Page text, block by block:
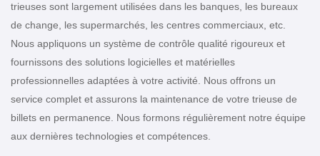
trieuses sont largement utilisées dans les banques, les bureaux
de change, les supermarchés, les centres commerciaux, etc.
Nous appliquons un système de contrôle qualité rigoureux et
fournissons des solutions logicielles et matérielles
professionnelles adaptées à votre activité. Nous offrons un
service complet et assurons la maintenance de votre trieuse de
billets en permanence. Nous formons régulièrement notre équipe
aux dernières technologies et compétences.